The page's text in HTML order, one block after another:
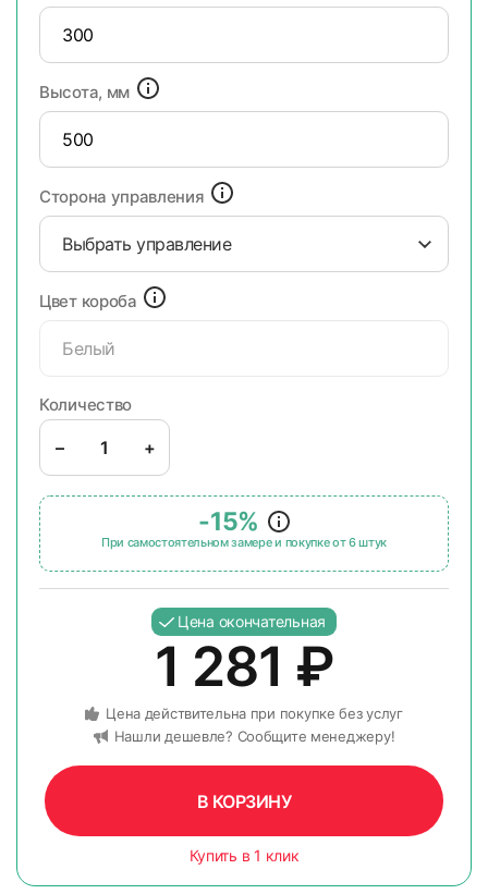
Высота, мм
Сторона управления
Выбрать управление
Цвет короба
Белый
Количество
– +
-15%
При самостоятельном замере и покупке от 6 штук
Цена окончательная
1 281 ₽
Цена действительна при покупке без услуг
Нашли дешевле? Сообщите менеджеру!
В КОРЗИНУ
Купить в 1 клик